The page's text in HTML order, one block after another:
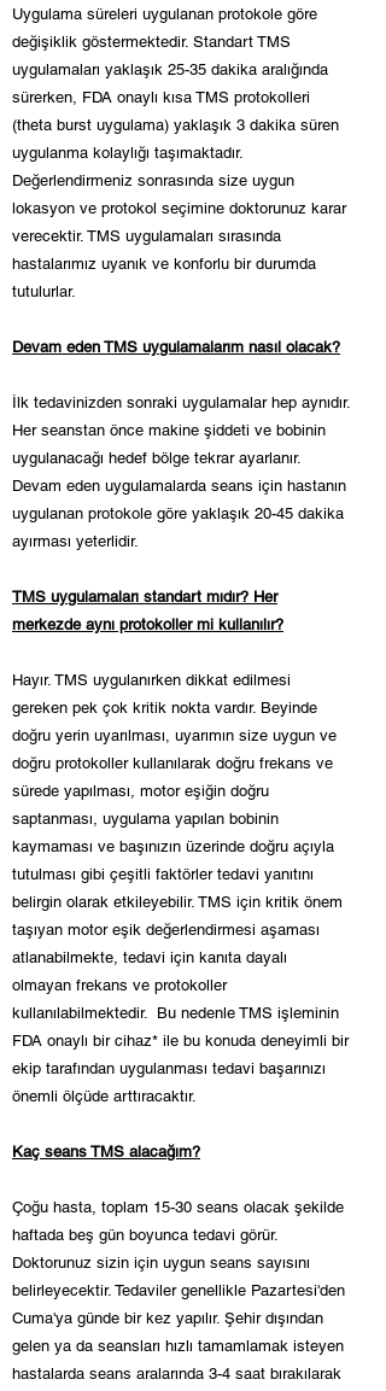
Uygulama süreleri uygulanan protokole göre
değişiklik göstermektedir. Standart TMS
uygulamaları yaklaşık 25-35 dakika aralığında
sürerken, FDA onaylı kısa TMS protokolleri
(theta burst uygulama) yaklaşık 3 dakika süren
uygulanma kolaylığı taşımaktadır.
Değerlendirmeniz sonrasında size uygun
lokasyon ve protokol seçimine doktorunuz karar
verecektir. TMS uygulamaları sırasında
hastalarımız uyanık ve konforlu bir durumda
tutulurlar.
Devam eden TMS uygulamalarım nasıl olacak?
İlk tedavinizden sonraki uygulamalar hep aynıdır.
Her seanstan önce makine şiddeti ve bobinin
uygulanacağı hedef bölge tekrar ayarlanır.
Devam eden uygulamalarda seans için hastanın
uygulanan protokole göre yaklaşık 20-45 dakika
ayırması yeterlidir.
TMS uygulamaları standart mıdır? Her
merkezde aynı protokoller mi kullanılır?
Hayır. TMS uygulanırken dikkat edilmesi
gereken pek çok kritik nokta vardır. Beyinde
doğru yerin uyarılması, uyarımın size uygun ve
doğru protokoller kullanılarak doğru frekans ve
sürede yapılması, motor eşiğin doğru
saptanması, uygulama yapılan bobinin
kaymaması ve başınızın üzerinde doğru açıyla
tutulması gibi çeşitli faktörler tedavi yanıtını
belirgin olarak etkileyebilir. TMS için kritik önem
taşıyan motor eşik değerlendirmesi aşaması
atlanabilmekte, tedavi için kanıta dayalı
olmayan frekans ve protokoller
kullanılabilmektedir. Bu nedenle TMS işleminin
FDA onaylı bir cihaz* ile bu konuda deneyimli bir
ekip tarafından uygulanması tedavi başarınızı
önemli ölçüde arttıracaktır.
Kaç seans TMS alacağım?
Çoğu hasta, toplam 15-30 seans olacak şekilde
haftada beş gün boyunca tedavi görür.
Doktorunuz sizin için uygun seans sayısını
belirleyecektir. Tedaviler genellikle Pazartesi'den
Cuma'ya günde bir kez yapılır. Şehir dışından
gelen ya da seansları hızlı tamamlamak isteyen
hastalarda seans aralarında 3-4 saat bırakılarak